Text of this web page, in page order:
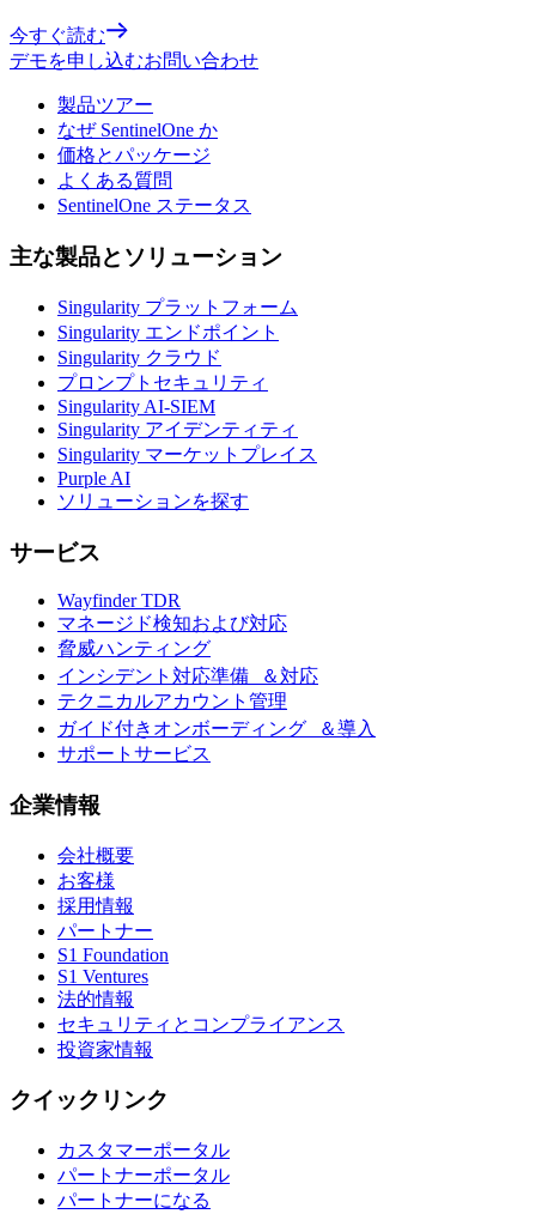
今すぐ読む
デモを申し込むお問い合わせ
製品ツアー
なぜ SentinelOne か
価格とパッケージ
よくある質問
SentinelOne ステータス
主な製品とソリューション
Singularity プラットフォーム
Singularity エンドポイント
Singularity クラウド
プロンプトセキュリティ
Singularity AI-SIEM
Singularity アイデンティティ
Singularity マーケットプレイス
Purple AI
ソリューションを探す
サービス
Wayfinder TDR
マネージド検知および対応
脅威ハンティング
インシデント対応準備 ＆対応
テクニカルアカウント管理
ガイド付きオンボーディング ＆導入
サポートサービス
企業情報
会社概要
お客様
採用情報
パートナー
S1 Foundation
S1 Ventures
法的情報
セキュリティとコンプライアンス
投資家情報
クイックリンク
カスタマーポータル
パートナーポータル
パートナーになる